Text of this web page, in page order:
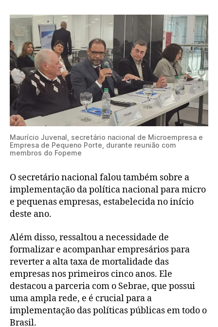
Maurício Juvenal, secretário nacional de Microempresa e
Empresa de Pequeno Porte, durante reunião com
membros do Fopeme
O secretário nacional falou também sobre a
implementação da política nacional para micro
e pequenas empresas, estabelecida no início
deste ano.
Além disso, ressaltou a necessidade de
formalizar e acompanhar empresários para
reverter a alta taxa de mortalidade das
empresas nos primeiros cinco anos. Ele
destacou a parceria com o Sebrae, que possui
uma ampla rede, e é crucial para a
implementação das políticas públicas em todo o
Brasil.